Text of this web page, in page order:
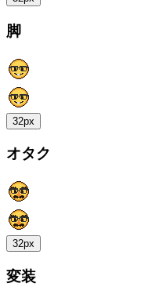
脚
32px
オタク
32px
変装